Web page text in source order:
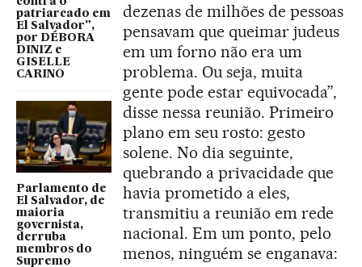
patriarcado em
El Salvador",
por DÉBORA
DINIZ e
GISELLE
CARINO
Parlamento de
El Salvador, de
maioria
governista,
derruba
membros do
Supremo
dezenas de milhões de pessoas
pensavam que queimar judeus
em um forno não era um
problema. Ou seja, muita
gente pode estar equivocada”,
disse nessa reunião. Primeiro
plano em seu rosto: gesto
solene. No dia seguinte,
quebrando a privacidade que
havia prometido a eles,
transmitiu a reunião em rede
nacional. Em um ponto, pelo
menos, ninguém se enganava: